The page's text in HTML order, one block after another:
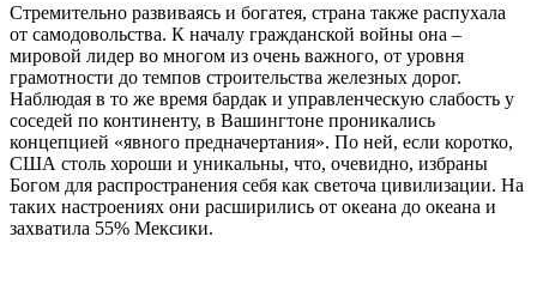
Стремительно развиваясь и богатея, страна также распухала
от самодовольства. К началу гражданской войны она –
мировой лидер во многом из очень важного, от уровня
грамотности до темпов строительства железных дорог.
Наблюдая в то же время бардак и управленческую слабость у
соседей по континенту, в Вашингтоне проникались
концепцией «явного предначертания». По ней, если коротко,
США столь хороши и уникальны, что, очевидно, избраны
Богом для распространения себя как светоча цивилизации. На
таких настроениях они расширились от океана до океана и
захватила 55% Мексики.